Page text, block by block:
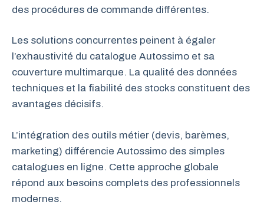
des procédures de commande différentes.
Les solutions concurrentes peinent à égaler
l’exhaustivité du catalogue Autossimo et sa
couverture multimarque. La qualité des données
techniques et la fiabilité des stocks constituent des
avantages décisifs.
L’intégration des outils métier (devis, barèmes,
marketing) différencie Autossimo des simples
catalogues en ligne. Cette approche globale
répond aux besoins complets des professionnels
modernes.